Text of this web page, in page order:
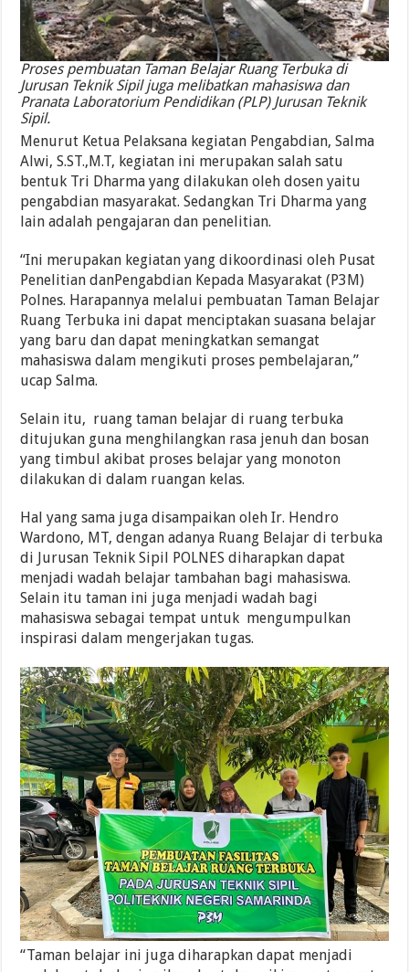
Proses pembuatan Taman Belajar Ruang Terbuka di
Jurusan Teknik Sipil juga melibatkan mahasiswa dan
Pranata Laboratorium Pendidikan (PLP) Jurusan Teknik
Sipil.
Menurut Ketua Pelaksana kegiatan Pengabdian, Salma
Alwi, S.ST.,M.T, kegiatan ini merupakan salah satu
bentuk Tri Dharma yang dilakukan oleh dosen yaitu
pengabdian masyarakat. Sedangkan Tri Dharma yang
lain adalah pengajaran dan penelitian.
“Ini merupakan kegiatan yang dikoordinasi oleh Pusat
Penelitian danPengabdian Kepada Masyarakat (P3M)
Polnes. Harapannya melalui pembuatan Taman Belajar
Ruang Terbuka ini dapat menciptakan suasana belajar
yang baru dan dapat meningkatkan semangat
mahasiswa dalam mengikuti proses pembelajaran,”
ucap Salma.
Selain itu, ruang taman belajar di ruang terbuka
ditujukan guna menghilangkan rasa jenuh dan bosan
yang timbul akibat proses belajar yang monoton
dilakukan di dalam ruangan kelas.
Hal yang sama juga disampaikan oleh Ir. Hendro
Wardono, MT, dengan adanya Ruang Belajar di terbuka
di Jurusan Teknik Sipil POLNES diharapkan dapat
menjadi wadah belajar tambahan bagi mahasiswa.
Selain itu taman ini juga menjadi wadah bagi
mahasiswa sebagai tempat untuk mengumpulkan
inspirasi dalam mengerjakan tugas.
“Taman belajar ini juga diharapkan dapat menjadi